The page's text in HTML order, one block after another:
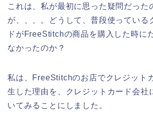
これは、私が最初に思った疑問だった
が、、、。どうして、普段使っている
ドがFreeStitchの商品を購入した時に
なかったのか？
私は、FreeStitchのお店でクレジット
生した理由を、クレジットカード会社
いてみることにしました。